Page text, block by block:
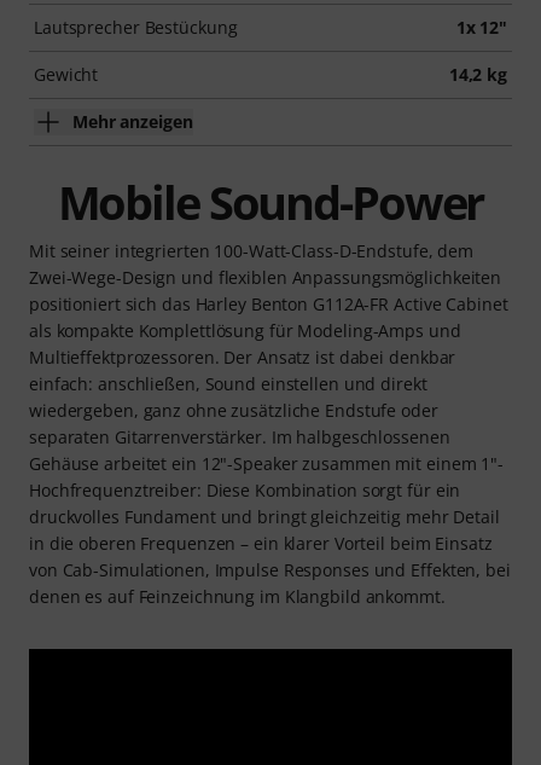
Lautsprecher Bestückung 1x 12"
Gewicht 14,2 kg
Mehr anzeigen
Mobile Sound-Power
Mit seiner integrierten 100-Watt-Class-D-Endstufe, dem
Zwei-Wege-Design und flexiblen Anpassungsmöglichkeiten
positioniert sich das Harley Benton G112A-FR Active Cabinet
als kompakte Komplettlösung für Modeling-Amps und
Multieffektprozessoren. Der Ansatz ist dabei denkbar
einfach: anschließen, Sound einstellen und direkt
wiedergeben, ganz ohne zusätzliche Endstufe oder
separaten Gitarrenverstärker. Im halbgeschlossenen
Gehäuse arbeitet ein 12"-Speaker zusammen mit einem 1"-
Hochfrequenztreiber: Diese Kombination sorgt für ein
druckvolles Fundament und bringt gleichzeitig mehr Detail
in die oberen Frequenzen – ein klarer Vorteil beim Einsatz
von Cab-Simulationen, Impulse Responses und Effekten, bei
denen es auf Feinzeichnung im Klangbild ankommt.